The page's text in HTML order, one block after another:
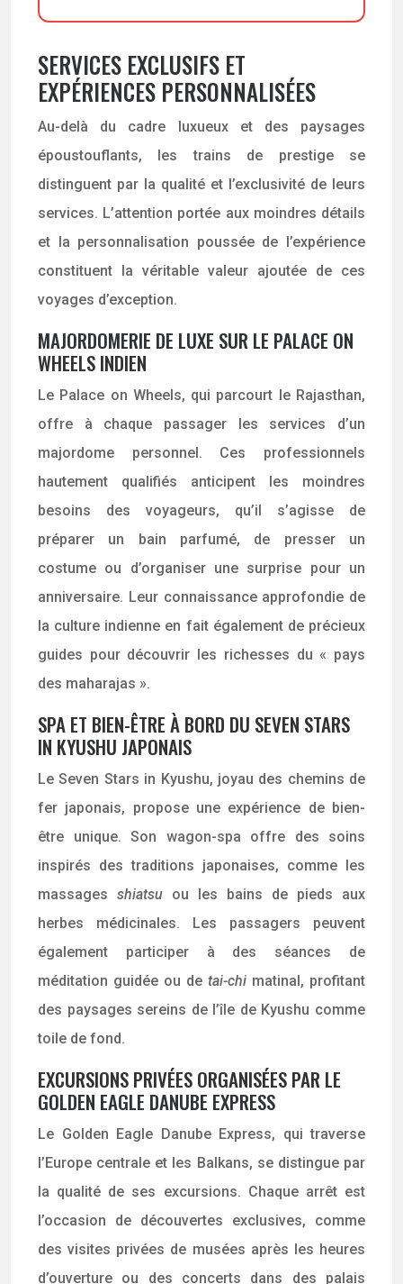
SERVICES EXCLUSIFS ET
EXPÉRIENCES PERSONNALISÉES
Au-delà du cadre luxueux et des paysages
époustouflants, les trains de prestige se
distinguent par la qualité et l’exclusivité de leurs
services. L’attention portée aux moindres détails
et la personnalisation poussée de l’expérience
constituent la véritable valeur ajoutée de ces
voyages d’exception.
MAJORDOMERIE DE LUXE SUR LE PALACE ON
WHEELS INDIEN
Le Palace on Wheels, qui parcourt le Rajasthan,
offre à chaque passager les services d’un
majordome personnel. Ces professionnels
hautement qualifiés anticipent les moindres
besoins des voyageurs, qu’il s’agisse de
préparer un bain parfumé, de presser un
costume ou d’organiser une surprise pour un
anniversaire. Leur connaissance approfondie de
la culture indienne en fait également de précieux
guides pour découvrir les richesses du « pays
des maharajas ».
SPA ET BIEN-ÊTRE À BORD DU SEVEN STARS
IN KYUSHU JAPONAIS
Le Seven Stars in Kyushu, joyau des chemins de
fer japonais, propose une expérience de bien-
être unique. Son wagon-spa offre des soins
inspirés des traditions japonaises, comme les
massages shiatsu ou les bains de pieds aux
herbes médicinales. Les passagers peuvent
également participer à des séances de
méditation guidée ou de tai-chi matinal, profitant
des paysages sereins de l’île de Kyushu comme
toile de fond.
EXCURSIONS PRIVÉES ORGANISÉES PAR LE
GOLDEN EAGLE DANUBE EXPRESS
Le Golden Eagle Danube Express, qui traverse
l’Europe centrale et les Balkans, se distingue par
la qualité de ses excursions. Chaque arrêt est
l’occasion de découvertes exclusives, comme
des visites privées de musées après les heures
d’ouverture ou des concerts dans des palais